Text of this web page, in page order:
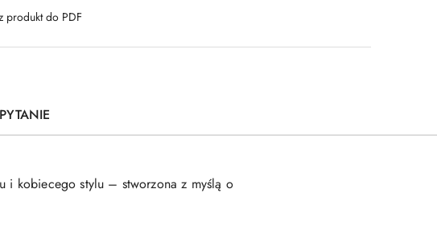
produkt do PDF
i kobiecego stylu – stworzona z myślą o